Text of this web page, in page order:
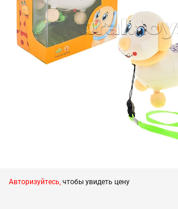
Авторизуйтесь, чтобы увидеть цену